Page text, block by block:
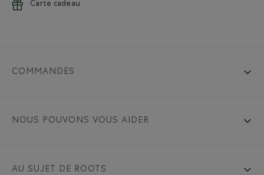
Carte cadeau
COMMANDES
NOUS POUVONS VOUS AIDER
AU SUJET DE ROOTS